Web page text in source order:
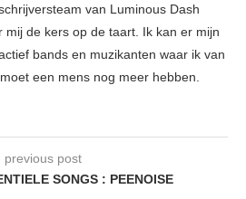
van Luminous Dash
mij de kers op de taart. Ik kan er mijn
bands en muzikanten waar ik van
een mens nog meer hebben.
previous post
SONGS : PEENOISE